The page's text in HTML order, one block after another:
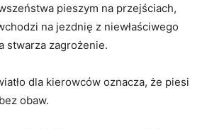
pieszym na przejściach,
na jezdnię z niewłaściwego
stwarza zagrożenie.
dla kierowców oznacza, że piesi
obaw.